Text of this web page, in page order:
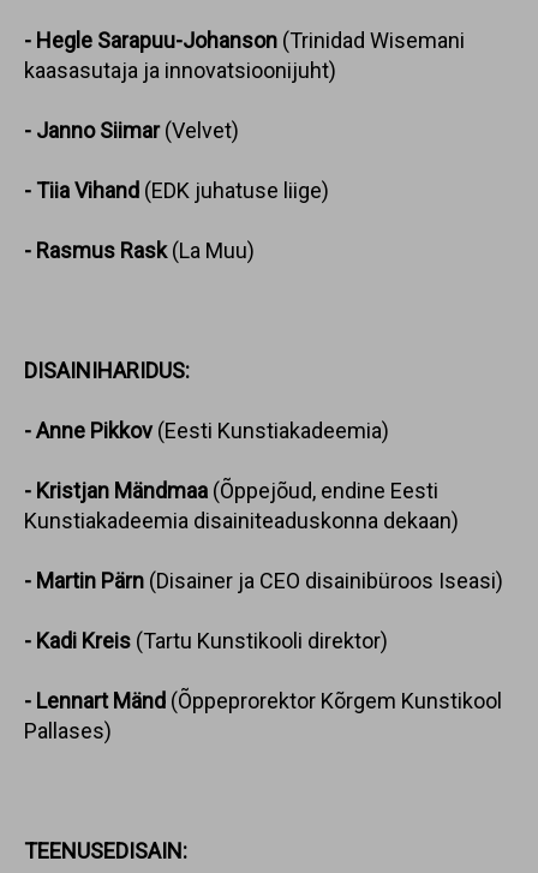
- Hegle Sarapuu-Johanson (Trinidad Wisemani
kaasasutaja ja innovatsioonijuht)
- Janno Siimar(Velvet)
- Tiia Vihand (EDK juhatuse liige)
- Rasmus Rask(La Muu)
DISAINIHARIDUS:
- Anne Pikkov (Eesti Kunstiakadeemia)
- Kristjan Mändmaa (Õppejõud, endine Eesti
Kunstiakadeemia disainiteaduskonna dekaan)
- Martin Pärn (Disainer ja CEO disainibüroos Iseasi)
- Kadi Kreis (Tartu Kunstikooli direktor)
- Lennart Mänd (Õppeprorektor Kõrgem Kunstikool
Pallases)
TEENUSEDISAIN: